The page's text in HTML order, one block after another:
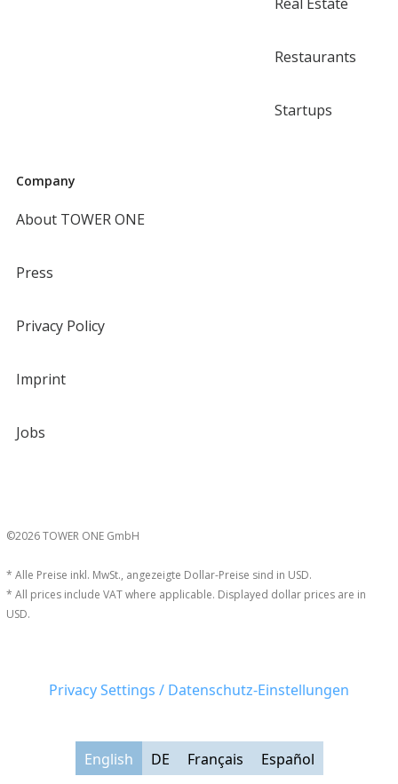
Restaurants
Startups
Company
About TOWER ONE
Press
Privacy Policy
Imprint
Jobs
©2026 TOWER ONE GmbH
* Alle Preise inkl. MwSt., angezeigte Dollar-Preise sind in USD.
* All prices include VAT where applicable. Displayed dollar prices are in
USD.
Privacy Settings / Datenschutz-Einstellungen
English DE Français Español